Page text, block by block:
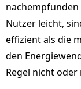
Nutzer leicht,
effizient als die
den
Regel nicht